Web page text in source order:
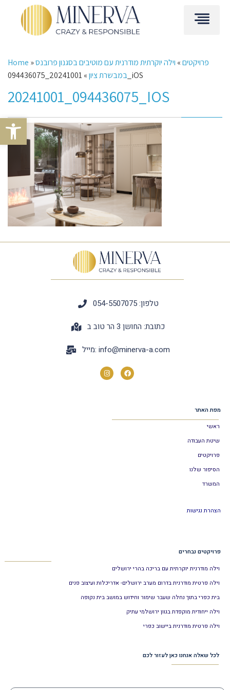
Open toolbar
Home » פרויקטים» וילה יוקרתית מודרנית עם מוטיבים בסגנון פרובנס
במבשרת ציון» 20241001_094436075_iOS
20241001_094436075_IOS
טלפון: 054-5507075
כתובת: החושן 3 הר טוב ב
מייל: info@minerva-a.com
מפת האתר
ראשי
שיטת העבודה
פרויקטים
הסיפור שלנו
המשרד
הצהרת נגישות
פרויקטים נבחרים
וילה מודרנית יוקרתית עם בריכה בהרי ירושלים
וילה פרטית מודרנית בדרום מערב ירושלים- אדריכלות ועיצוב פנים
בית כפרי בתוך נחלה שעבר שימור וחידוש במושב בית נקופה
וילה ייחודית מוקפדת בגוון ירושלמי עתיק
וילה פרטית מודרנית ביישוב כפרי
לכל שאלה אנחנו כאן לעזור לכם